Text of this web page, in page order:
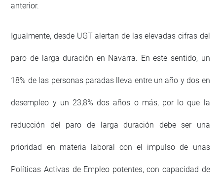
anterior.
Igualmente, desde UGT alertan de las elevadas cifras del
paro de larga duración en Navarra. En este sentido, un
18% de las personas paradas lleva entre un año y dos en
desempleo y un 23,8% dos años o más, por lo que la
reducción del paro de larga duración debe ser una
prioridad en materia laboral con el impulso de unas
Políticas Activas de Empleo potentes, con capacidad de